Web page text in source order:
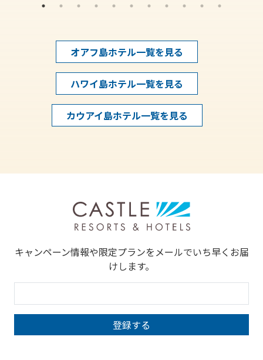
オアフ島ホテル一覧を見る
ハワイ島ホテル一覧を見る
カウアイ島ホテル一覧を見る
キャンペーン情報や限定プランをメールでいち早くお届
けします。